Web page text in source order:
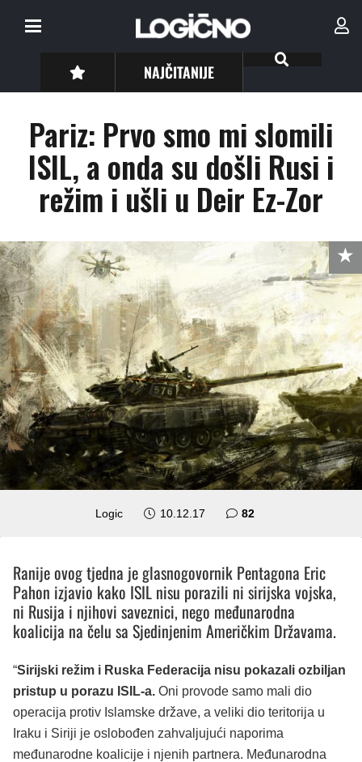
NAJČITANIJE
Pariz: Prvo smo mi slomili
ISIL, a onda su došli Rusi i
režim i ušli u Deir Ez-Zor
Logic 10.12.17 82
Ranije ovog tjedna je glasnogovornik Pentagona Eric
Pahon izjavio kako ISIL nisu porazili ni sirijska vojska,
ni Rusija i njihovi saveznici, nego međunarodna
koalicija na čelu sa Sjedinjenim Američkim Državama.
“Sirijski režim i Ruska Federacija nisu pokazali ozbiljan
pristup u porazu ISIL-a. Oni provode samo mali dio
operacija protiv Islamske države, a veliki dio teritorija u
Iraku i Siriji je oslobođen zahvaljujući naporima
međunarodne koalicije i njenih partnera. Međunarodna